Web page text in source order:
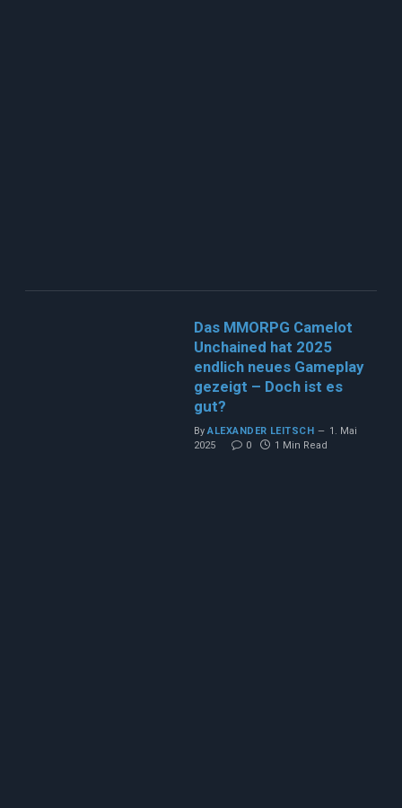
Das MMORPG Camelot
Unchained hat 2025
endlich neues Gameplay
gezeigt – Doch ist es
gut?
By ALEXANDER LEITSCH
1. Mai
2025
0 1 Min Read